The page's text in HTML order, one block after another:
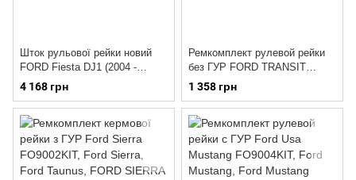
Шток рульової рейки новий
FORD Fiesta DJ1 (2004 -
2009), DJ1,HJ1 (2001 - 2008)
4 168 грн
Ремкомплект рулевой рейки
без ГУР FORD TRANSIT
FO1002KIT
1 358 грн